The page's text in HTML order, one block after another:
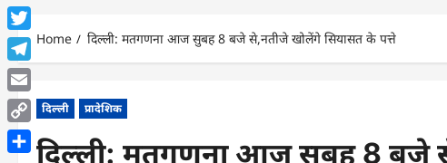
Home दिल्ली: मतगणना आज सुबह 8 बजे से,नतीजे खोलेंगे सियासत के पत्ते
दिल्ली प्रादेशिक
दिल्ली: मतगणना आज सुबह 8 बजे
WhatsApp
Twitter
Telegram
Email
Copy
Link